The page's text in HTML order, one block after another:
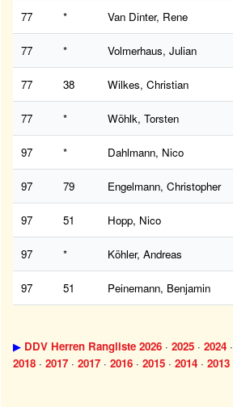
77 * Van Dinter, Rene
77 * Volmerhaus, Julian
77 38 Wilkes, Christian
77 * Wöhlk, Torsten
97 * Dahlmann, Nico
97 79 Engelmann, Christopher
97 51 Hopp, Nico
97 * Köhler, Andreas
97 51 Peinemann, Benjamin
▶ DDV Herren Rangliste 2026 · 2025 · 2024 ·
2018 · 2017 · 2017 · 2016 · 2015 · 2014 · 2013